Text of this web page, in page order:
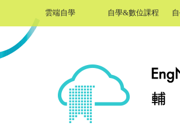
雲端自學 自學&數位課程